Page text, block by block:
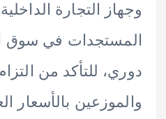
التجارة الداخلية بمتابعة
في سوق
للتأكد من التزام
بالأسعار العادلة،